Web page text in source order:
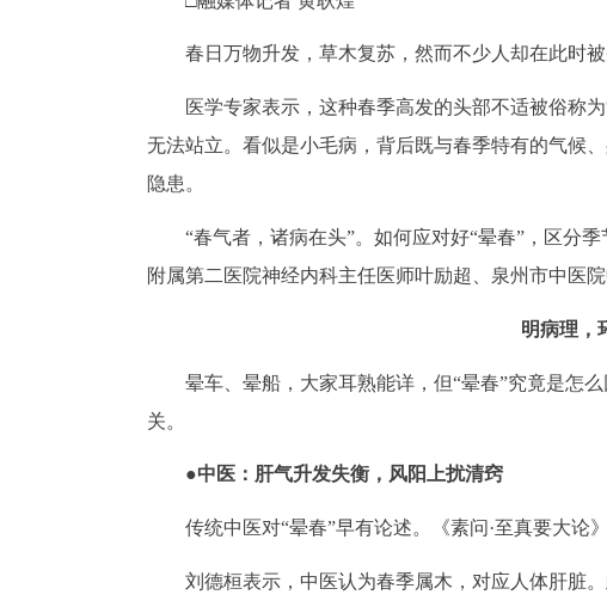
春日万物升发，草木复苏，然而不少人却在此时被
医学专家表示，这种春季高发的头部不适被俗称
无法站立。看似是小毛病，背后既与春季特有的气候
隐患。
“春气者，诸病在头”。如何应对好“晕春”，区分
附属第二医院神经内科主任医师叶励超、泉州市中医
明病理，
晕车、晕船，大家耳熟能详，但“晕春”究竟是怎
关。
●中医：肝气升发失衡，风阳上扰清窍
传统中医对“晕春”早有论述。《素问·至真要大论
刘德桓表示，中医认为春季属木，对应人体肝脏